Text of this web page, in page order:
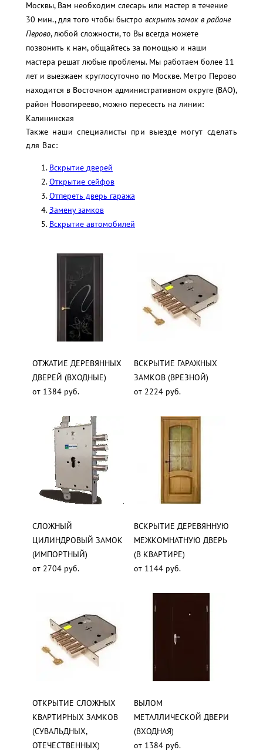
Москвы, Вам необходим слесарь или мастер в течение
30 мин., для того чтобы быстро вскрыть замок в районе
Перово, любой сложности, то Вы всегда можете
позвонить к нам, общайтесь за помощью и наши
мастера решат любые проблемы. Мы работаем более 11
лет и выезжаем круглосуточно по Москве. Метро Перово
находится в Восточном административном округе (ВАО),
район Новогиреево, можно пересесть на линии:
Калининская
Также наши специалисты при выезде могут сделать
для Вас:
Вскрытие дверей
Открытие сейфов
Отпереть дверь гаража
Замену замков
Вскрытие автомобилей
ОТЖАТИЕ ДЕРЕВЯННЫХ
ДВЕРЕЙ (ВХОДНЫЕ)
от 1384 руб.
ВСКРЫТИЕ ГАРАЖНЫХ
ЗАМКОВ (ВРЕЗНОЙ)
от 2224 руб.
СЛОЖНЫЙ
ЦИЛИНДРОВЫЙ ЗАМОК
(ИМПОРТНЫЙ)
от 2704 руб.
ВСКРЫТИЕ ДЕРЕВЯННУЮ
МЕЖКОМНАТНУЮ ДВЕРЬ
(В КВАРТИРЕ)
от 1144 руб.
ОТКРЫТИЕ СЛОЖНЫХ
КВАРТИРНЫХ ЗАМКОВ
(СУВАЛЬДНЫХ,
ОТЕЧЕСТВЕННЫХ)
ВЫЛОМ
МЕТАЛЛИЧЕСКОЙ ДВЕРИ
(ВХОДНАЯ)
от 1384 руб.